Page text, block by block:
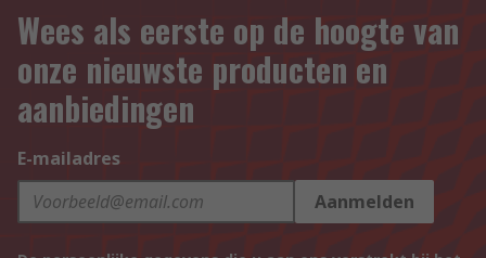
Wees als eerste op de hoogte van
onze nieuwste producten en
aanbiedingen
E-mailadres
Aanmelden